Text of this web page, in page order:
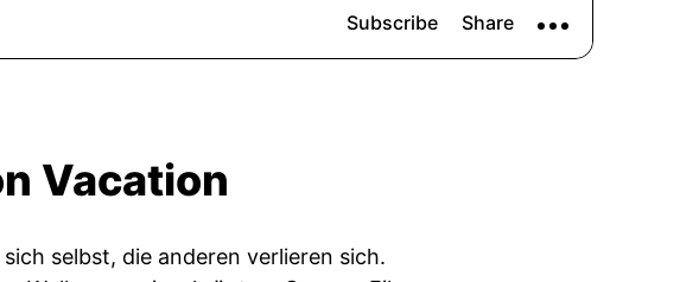
Vacation
selbst, die anderen verlieren sich.